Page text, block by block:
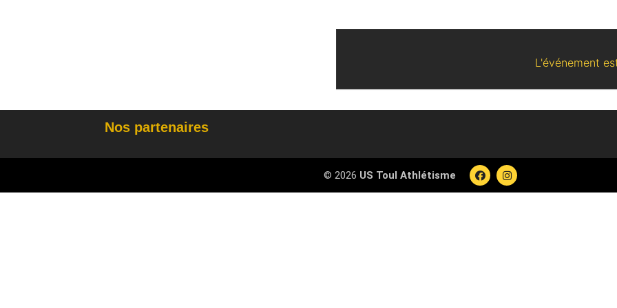
L'événement
Nos partenaires
© 2026 US Toul Athlétisme